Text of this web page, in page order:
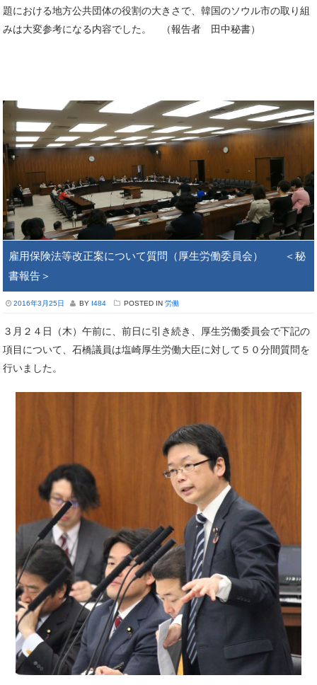
題における地方公共団体の役割の大きさで、韓国のソウル市の取り組
みは大変参考になる内容でした。 （報告者 田中秘書）
雇用保険法等改正案について質問（厚生労働委員会） ＜秘
書報告＞
2016年3月25日 BY I484 POSTED IN 労働
３月２４日（木）午前に、前日に引き続き、厚生労働委員会で下記の
項目について、石橋議員は塩崎厚生労働大臣に対して５０分間質問を
行いました。